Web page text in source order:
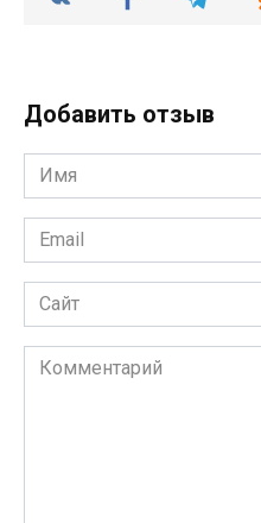
Добавить отзыв
Имя
*
Email
*
Сайт
Комментарий